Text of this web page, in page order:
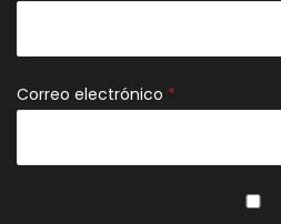
Correo electrónico *